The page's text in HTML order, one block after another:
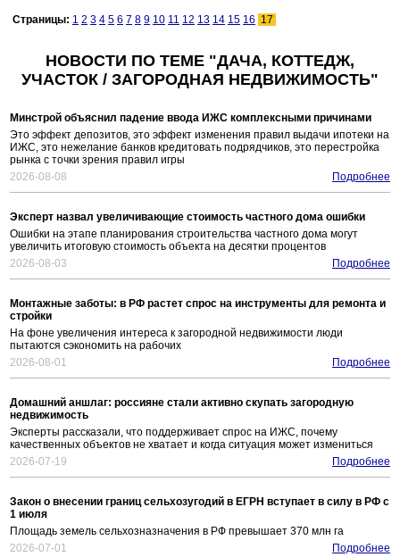
Страницы: 1 2 3 4 5 6 7 8 9 10 11 12 13 14 15 16 17
НОВОСТИ ПО ТЕМЕ "ДАЧА, КОТТЕДЖ,
УЧАСТОК / ЗАГОРОДНАЯ НЕДВИЖИМОСТЬ"
Минстрой объяснил падение ввода ИЖС комплексными причинами
Это эффект депозитов, это эффект изменения правил выдачи ипотеки на
ИЖС, это нежелание банков кредитовать подрядчиков, это перестройка
рынка с точки зрения правил игры
2026-08-08
Подробнее
Эксперт назвал увеличивающие стоимость частного дома ошибки
Ошибки на этапе планирования строительства частного дома могут
увеличить итоговую стоимость объекта на десятки процентов
2026-08-03
Подробнее
Монтажные заботы: в РФ растет спрос на инструменты для ремонта и
стройки
На фоне увеличения интереса к загородной недвижимости люди
пытаются сэкономить на рабочих
2026-08-01
Подробнее
Домашний аншлаг: россияне стали активно скупать загородную
недвижимость
Эксперты рассказали, что поддерживает спрос на ИЖС, почему
качественных объектов не хватает и когда ситуация может измениться
2026-07-19
Подробнее
Закон о внесении границ сельхозугодий в ЕГРН вступает в силу в РФ с
1 июля
Площадь земель сельхозназначения в РФ превышает 370 млн га
2026-07-01
Подробнее